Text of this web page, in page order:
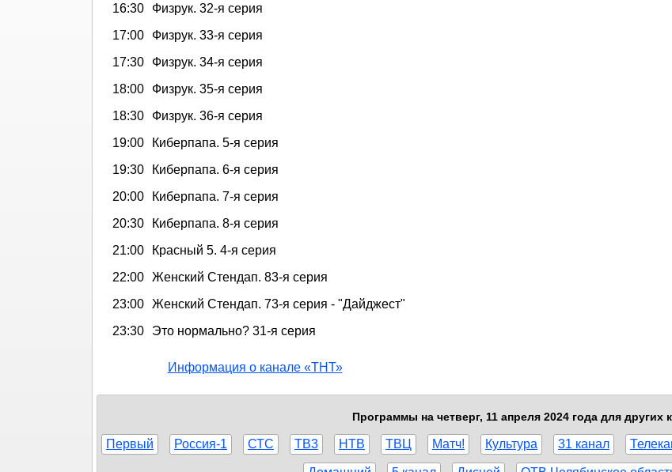
16:30
Физрук. 32-я серия
17:00
Физрук. 33-я серия
17:30
Физрук. 34-я серия
18:00
Физрук. 35-я серия
18:30
Физрук. 36-я серия
19:00
Киберпапа. 5-я серия
19:30
Киберпапа. 6-я серия
20:00
Киберпапа. 7-я серия
20:30
Киберпапа. 8-я серия
21:00
Красный 5. 4-я серия
22:00 Женский Стендап. 83-я серия
23:00 Женский Стендап. 73-я серия - "Дайджест"
23:30
Это нормально? 31-я серия
Информация о канале «ТНТ»
Программы на четверг, 11 апреля 2024 года для других
Первый Россия-1 СТС ТВ3 НТВ ТВЦ Матч! Культура 31 канал